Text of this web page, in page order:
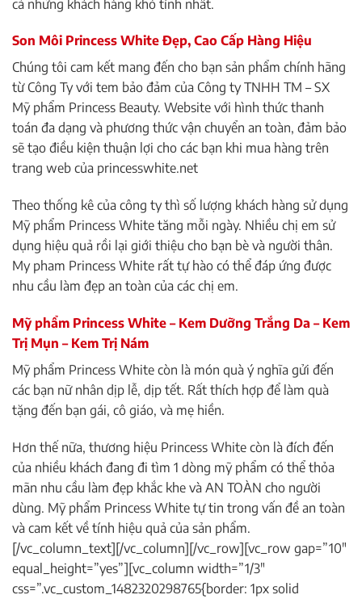
cả những khách hàng khó tính nhất.
Son Môi Princess White Đẹp, Cao Cấp Hàng Hiệu
Chúng tôi cam kết mang đến cho bạn sản phẩm chính hãng
từ Công Ty với tem bảo đảm của Công ty TNHH TM – SX
Mỹ phẩm Princess Beauty. Website với hình thức thanh
toán đa dạng và phương thức vận chuyển an toàn, đảm bảo
sẽ tạo điều kiện thuận lợi cho các bạn khi mua hàng trên
trang web của princesswhite.net
Theo thống kê của công ty thì số lượng khách hàng sử dụng
Mỹ phẩm Princess White tăng mỗi ngày. Nhiều chị em sử
dụng hiệu quả rồi lại giới thiệu cho bạn bè và người thân.
My pham Princess White rất tự hào có thể đáp ứng được
nhu cầu làm đẹp an toàn của các chị em.
Mỹ phẩm Princess White – Kem Dưỡng Trắng Da – Kem
Trị Mụn – Kem Trị Nám
Mỹ phẩm Princess White còn là món quà ý nghĩa gửi đến
các bạn nữ nhân dịp lễ, dịp tết. Rất thích hợp để làm quà
tặng đến bạn gái, cô giáo, và mẹ hiền.
Hơn thế nữa, thương hiệu Princess White còn là đích đến
của nhiều khách đang đi tìm 1 dòng mỹ phẩm có thể thỏa
mãn nhu cầu làm đẹp khắc khe và AN TOÀN cho người
dùng. Mỹ phẩm Princess White tự tin trong vấn đề an toàn
và cam kết về tính hiệu quả của sản phẩm.
[/vc_column_text][/vc_column][/vc_row][vc_row gap=”10″
equal_height=”yes”][vc_column width=”1/3″
css=”.vc_custom_1482320298765{border: 1px solid